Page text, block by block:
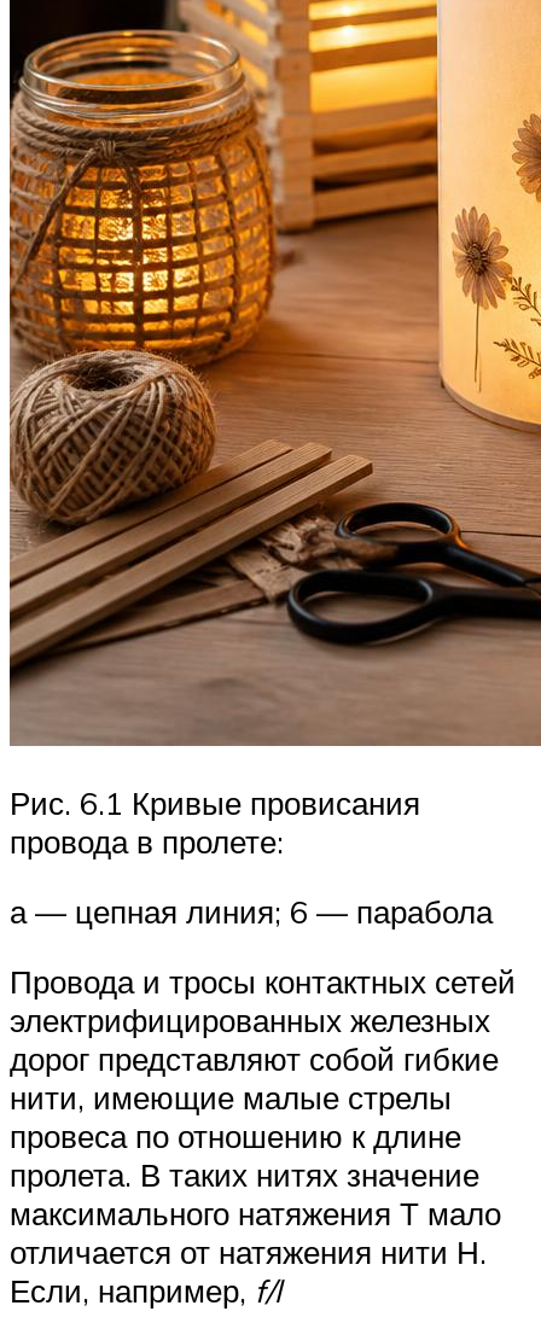
Рис. 6.1 Кривые провисания
провода в пролете:
а — цепная линия; 6 — парабола
Провода и тросы контактных сетей
электрифицированных железных
дорог представляют собой гибкие
нити, имеющие малые стрелы
провеса по отношению к длине
пролета. В таких нитях значение
максимального натяжения Т мало
отличается от натяжения нити Н.
Если, например, f/l